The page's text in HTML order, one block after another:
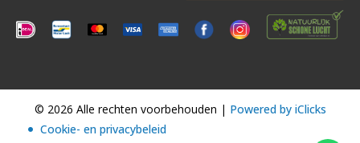
© 2026 Alle rechten voorbehouden | Powered by iClicks
Cookie- en privacybeleid